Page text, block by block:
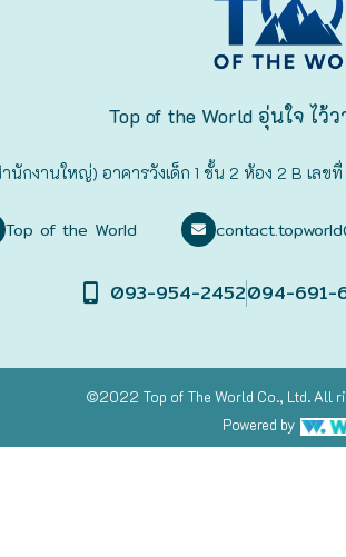
Top of the World อุ่นใจ ไว้
กงานใหญ่) อาคารวังเด็ก 1 ชั้น 2 ห้อง 2 B เล
Top of the World
093-954-2452094-691-
©2022 Top of The World Co., Ltd. All
Powered by